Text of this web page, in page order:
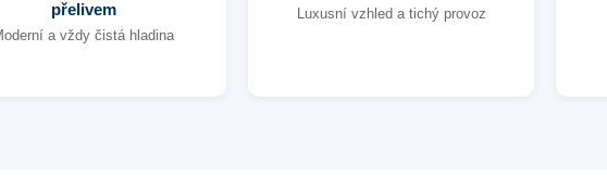
přelivem
a vždy čistá hladina
Luxusní vzhled a tichý provoz